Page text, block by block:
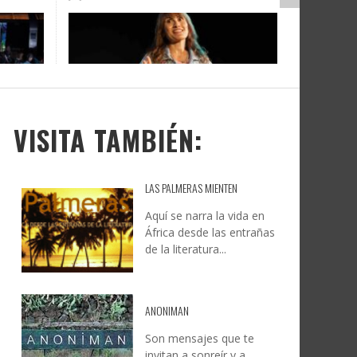
A
Y
DOCANARIAS CONVOCA A
INSTITUCIONES A REFLEXIONAR
SOBRE LA INTERNACIONALIZACIÓN
DEL CINE DE REALIDAD
JESÚS RODRÍGUEZ FALCÓN:
NATURALEZA, CAMINO Y
FOTOGRAFÍA
LEONCIO GONZÁLEZ, 9 JUNIO, 2026
VISITA TAMBIÉN:
LAS PALMERAS MIENTEN
Aquí se narra la vida en
África desde las entrañas
de la literatura...
ANONIMAN
Son mensajes que te